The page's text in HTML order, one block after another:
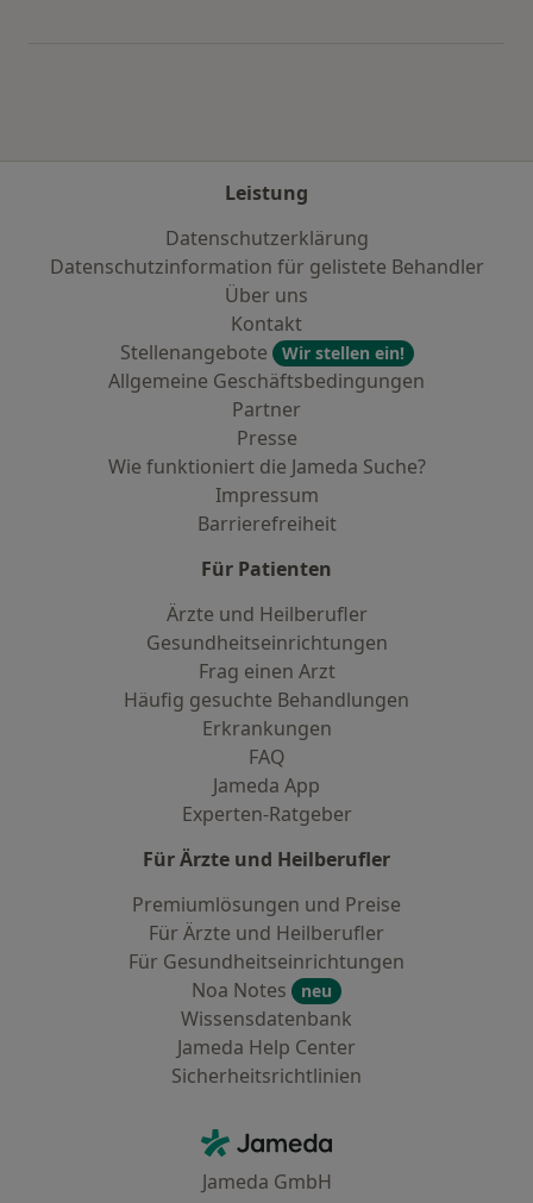
Leistung
Datenschutzerklärung
Datenschutzinformation für gelistete Behandler
Über uns
Kontakt
Stellenangebote
Wir stellen ein!
Allgemeine Geschäftsbedingungen
Partner
Presse
Wie funktioniert die Jameda Suche?
Impressum
Barrierefreiheit
Für Patienten
Ärzte und Heilberufler
Gesundheitseinrichtungen
Frag einen Arzt
Häufig gesuchte Behandlungen
Erkrankungen
FAQ
Jameda App
Experten-Ratgeber
Für Ärzte und Heilberufler
Premiumlösungen und Preise
Für Ärzte und Heilberufler
Für Gesundheitseinrichtungen
Noa Notes
neu
Wissensdatenbank
Jameda Help Center
Sicherheitsrichtlinien
Jameda - Startseite
Jameda GmbH